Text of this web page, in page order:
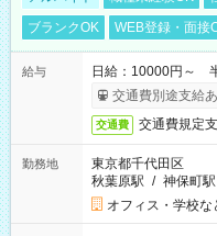
ブランクOK
WEB登録・面接
給与
日給：10000円～
交通費別途支給
交通費 交通費規定
勤務地
東京都千代田区
秋葉原駅 / 神保町駅
オフィス・学校な